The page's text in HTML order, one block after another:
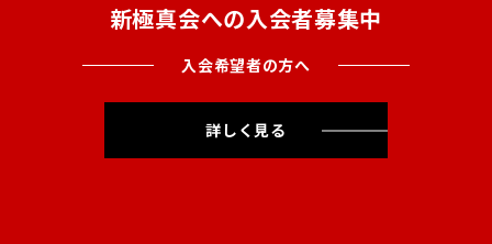
新極真会への入会者募集中
入会希望者の方へ
詳しく見る